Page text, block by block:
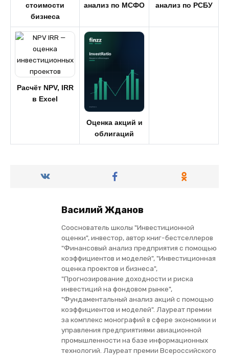
стоимости
бизнеса
анализ по МСФО
анализ по РСБУ
Расчёт NPV, IRR
в Excel
Оценка акций и
облигаций
Василий Жданов
Сооснователь школы "Инвестиционной
оценки", инвестор, автор книг-бестселлеров
"Финансовый анализ предприятия с помощью
коэффициентов и моделей", "Инвестиционная
оценка проектов и бизнеса",
"Прогнозирование доходности и риска
инвестиций на фондовом рынке",
"Фундаментальный анализ акций с помощью
коэффициентов и моделей". Лауреат премии
за комплекс монографий в сфере экономики и
управления предприятиями авиационной
промышленности на базе информационных
технологий. Лауреат премии Всероссийского